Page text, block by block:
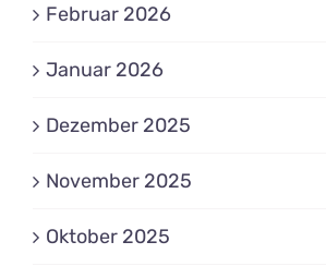
Februar 2026
Januar 2026
Dezember 2025
November 2025
Oktober 2025